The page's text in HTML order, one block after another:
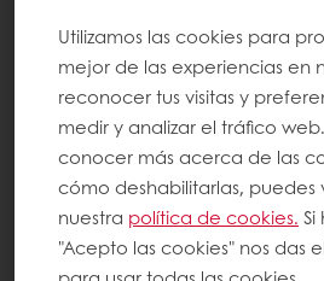
electrónico, y he
Sin embargo, cuando hice
de registro"", recibí un
que no se pudo crear mi
proporcionar información
crea su cuenta MyPuratos,
número de cliente y
electrónico coincidan con
Utilizamos las cookies para
mejor de las experiencias en
reconocer tus visitas y
medir y analizar el tráfico
conocer más acerca de las
cómo deshabilitarlas, puedes
nuestra política de cookies.
"Acepto las cookies" nos das